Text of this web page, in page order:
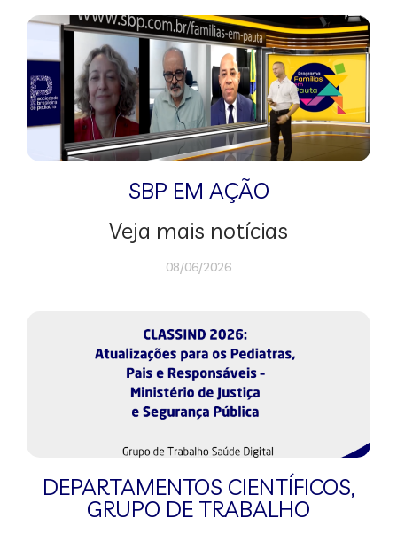
SBP EM AÇÃO
Veja mais notícias
08/06/2026
DEPARTAMENTOS CIENTÍFICOS,
GRUPO DE TRABALHO